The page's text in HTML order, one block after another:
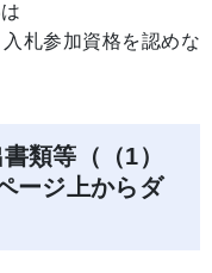
札参加資格を認めな
類等（（1）
ージ上からダ